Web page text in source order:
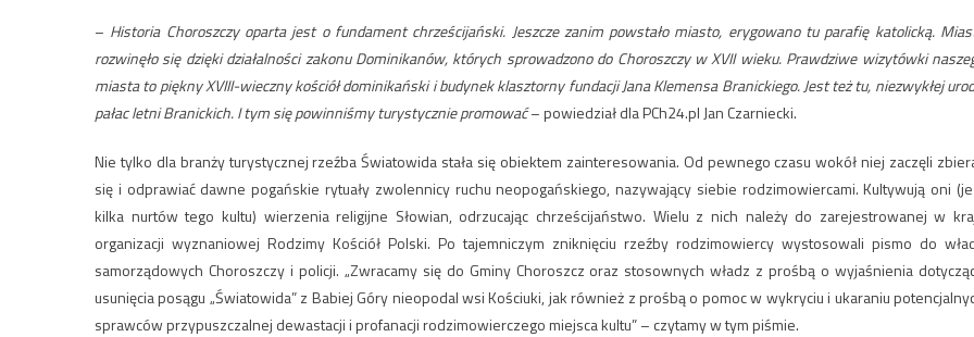
– Historia Choroszczy oparta jest o fundament chrześcijański. Jeszcze zanim powstało miasto, erygowano tu parafię katolicką.
rozwinęło się dzięki działalności zakonu Dominikanów, których sprowadzono do Choroszczy w XVII wieku. Prawdziwe wizytówki
miasta to piękny XVIII-wieczny kościół dominikański i budynek klasztorny fundacji Jana Klemensa Branickiego. Jest też tu, niezwykłej
pałac letni Branickich. I tym się powinniśmy turystycznie promować– powiedział dla PCh24.pl Jan Czarniecki.
Nie tylko dla branży turystycznej rzeźba Światowida stała się obiektem zainteresowania. Od pewnego czasu wokół niej zaczęli
się i odprawiać dawne pogańskie rytuały zwolennicy ruchu neopogańskiego, nazywający siebie rodzimowiercami. Kultywują oni
kilka nurtów tego kultu) wierzenia religijne Słowian, odrzucając chrześcijaństwo. Wielu z nich należy do zarejestrowanej w
organizacji wyznaniowej Rodzimy Kościół Polski. Po tajemniczym zniknięciu rzeźby rodzimowiercy wystosowali pismo do
samorządowych Choroszczy i policji. „Zwracamy się do Gminy Choroszcz oraz stosownych władz z prośbą o wyjaśnienia
usunięcia posągu „Światowida” z Babiej Góry nieopodal wsi Kościuki, jak również z prośbą o pomoc w wykryciu i ukaraniu
sprawców przypuszczalnej dewastacji i profanacji rodzimowierczego miejsca kultu” – czytamy w tym piśmie.